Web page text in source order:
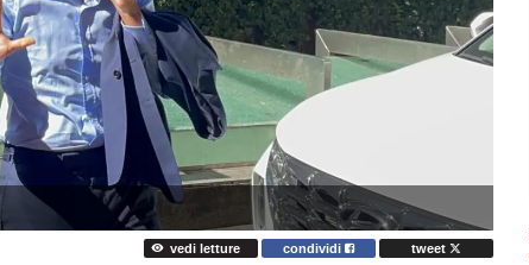
vedi letture condividi
tweet